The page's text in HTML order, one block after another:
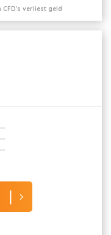
CFD's verliest geld